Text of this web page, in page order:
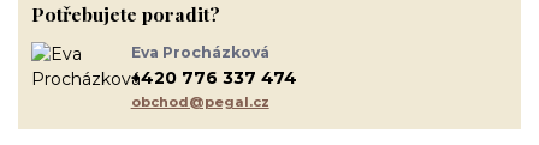
Potřebujete poradit?
Eva Procházková
+420 776 337 474
obchod@pegal.cz